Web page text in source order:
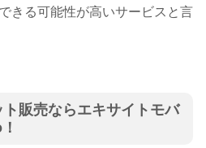
きる可能性が高いサービスと言
販売ならエキサイトモバ